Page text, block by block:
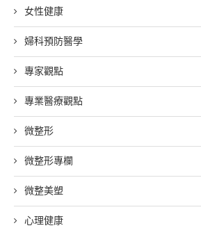
女性健康
婦科預防醫學
專家觀點
專業醫療觀點
微整形
微整形專欄
微整美塑
心理健康